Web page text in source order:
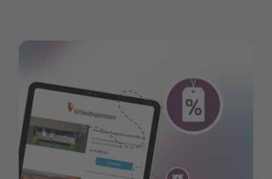
Rundreisen in Thailand
Reisepassfreie Reiseziele
Travel Know How
Silvesterreisen
Last Minute Urlaub Mallorca
Last Minute Urlaub Deutschland